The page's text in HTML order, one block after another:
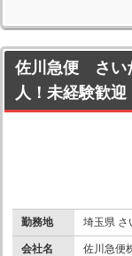
佐川急便 さい
人！未経験歓
勤務地 埼玉県 さ
会社名 佐川急便